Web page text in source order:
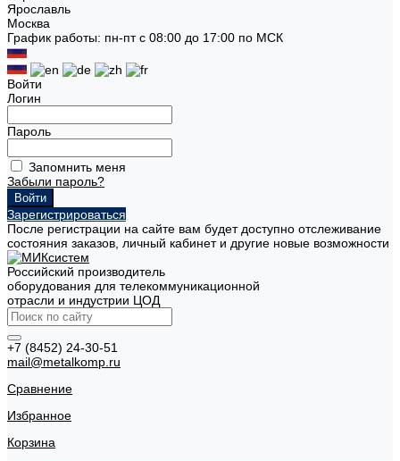
Ярославль
Москва
График работы: пн-пт с 08:00 до 17:00 по МСК
Войти
Логин
Пароль
Запомнить меня
Забыли пароль?
Зарегистрироваться
После регистрации на сайте вам будет доступно отслеживание
состояния заказов, личный кабинет и другие новые возможности
Российский производитель
оборудования для телекоммуникационной
отрасли и индустрии ЦОД
+7 (8452) 24-30-51
mail@metalkomp.ru
Сравнение
Избранное
Корзина